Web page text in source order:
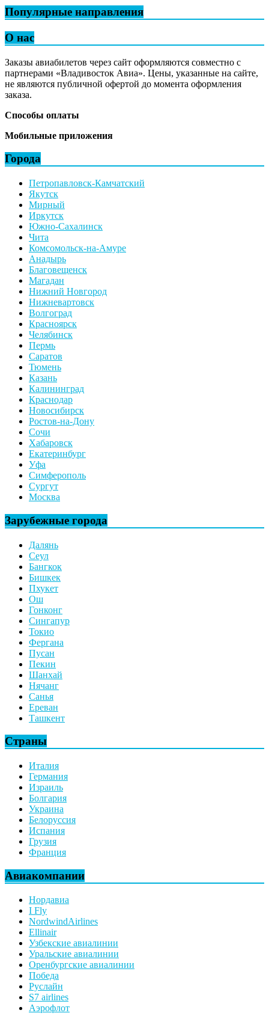
Популярные направления
О нас
Заказы авиабилетов через сайт оформляются совместно с
партнерами «Владивосток Авиа». Цены, указанные на сайте,
не являются публичной офертой до момента оформления
заказа.
Способы оплаты
Мобильные приложения
Города
Петропавловск-Камчатский
Якутск
Мирный
Иркутск
Южно-Сахалинск
Чита
Комсомольск-на-Амуре
Анадырь
Благовещенск
Магадан
Нижний Новгород
Нижневартовск
Волгоград
Красноярск
Челябинск
Пермь
Саратов
Тюмень
Казань
Калининград
Краснодар
Новосибирск
Ростов-на-Дону
Сочи
Хабаровск
Екатеринбург
Уфа
Симферополь
Сургут
Москва
Зарубежные города
Далянь
Сеул
Бангкок
Бишкек
Пхукет
Ош
Гонконг
Сингапур
Токио
Фергана
Пусан
Пекин
Шанхай
Нячанг
Санья
Ереван
Ташкент
Страны
Италия
Германия
Израиль
Болгария
Украина
Белоруссия
Испания
Грузия
Франция
Авиакомпании
Нордавиа
I Fly
NordwindAirlines
Ellinair
Узбекские авиалинии
Уральские авиалинии
Оренбургские авиалинии
Победа
Руслайн
S7 airlines
Аэрофлот